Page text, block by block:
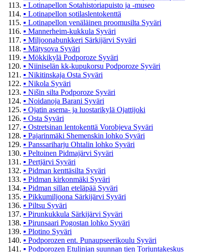
▪ Lotinapellon Sotahistoriapuisto ja -museo
▪ Lotinapellon sotilaslentokenttä
▪ Lotinapellon venäläinen proomusilta Syväri
▪ Mannerheim-kukkula Syväri
▪ Miljoonabunkkeri Särkijärvi Syväri
▪ Mätysova Syväri
▪ Mökkikylä Podporoze Syväri
▪ Niiniselän kk-kupukorsu Podporoze Syväri
▪ Nikitinskaja Osta Syväri
▪ Nikola Syväri
▪ Nišin silta Podporoze Syväri
▪ Noidanoja Barani Syväri
▪ Ojatin asema- ja luostarikylä Ojattijoki
▪ Osta Syväri
▪ Ostretsinan lentokenttä Vorobjeva Syväri
▪ Pajarinmäki Shemenskin lohko Syväri
▪ Panssariharju Ohtalin lohko Syväri
▪ Peltoinen Pidmajärvi Syväri
▪ Pertjärvi Syväri
▪ Pidman kenttäsilta Syväri
▪ Pidman kirkonmäki Syväri
▪ Pidman sillan eteläpää Syväri
▪ Pikkumiljoona Särkijärvi Syväri
▪ Piltsu Syväri
▪ Pirunkukkula Särkijärvi Syväri
▪ Pirunsaari Pogostan lohko Syväri
▪ Plotino Syväri
▪ Podporozen ent. Punaupseerikoulu Syväri
▪ Podporozen Etulinjan suunnan tien Torjuntakeskus